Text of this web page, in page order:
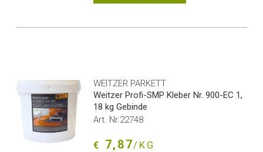
WEITZER PARKETT
Weitzer Profi-SMP Kleber Nr. 900-EC 1,
18 kg Gebinde
Art. Nr.22748
€ 7,87/KG